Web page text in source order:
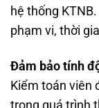
hệ thống
phạm vi, thời
Đảm bảo tính
Kiểm toán viên